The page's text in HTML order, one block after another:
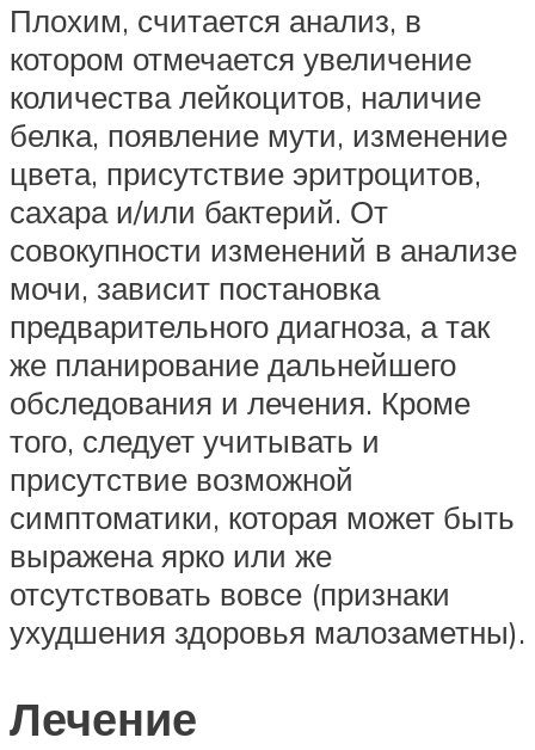
Плохим, считается анализ, в
котором отмечается увеличение
количества лейкоцитов, наличие
белка, появление мути, изменение
цвета, присутствие эритроцитов,
сахара и/или бактерий. От
совокупности изменений в анализе
мочи, зависит постановка
предварительного диагноза, а так
же планирование дальнейшего
обследования и лечения. Кроме
того, следует учитывать и
присутствие возможной
симптоматики, которая может быть
выражена ярко или же
отсутствовать вовсе (признаки
ухудшения здоровья малозаметны).
Лечение